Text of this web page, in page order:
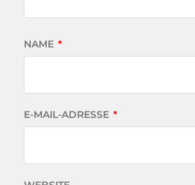
NAME *
E-MAIL-ADRESSE *